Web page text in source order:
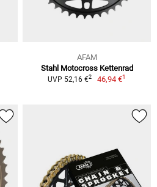
AFAM
Stahl Motocross Kettenrad
UVP 52,16 €2 46,94 €1